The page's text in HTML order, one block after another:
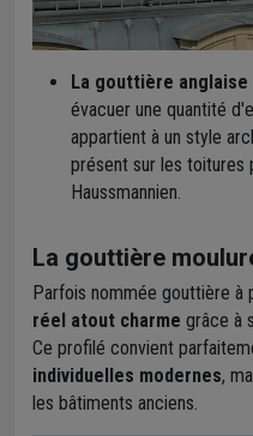
La gouttière anglaise
évacuer une quantité
appartient à un style
présent sur les toitures
Haussmannien.
La gouttière
Parfois nommée gouttière à
réel atout charme grâce à
Ce profilé convient
individuelles modernes,
les bâtiments anciens.